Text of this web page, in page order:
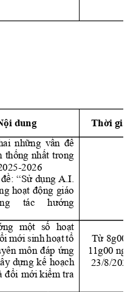
dung Thời gian
những vấn đề
thống nhất trong
2026
đề: “Sử dụng A.I.
hoạt động giáo
g tác
hướng
một số hoạt
mới sinh hoạt tổ
yên môn đáp ứng
y dựng kế hoạch
đổi mới kiểm tra
Từ 8g00
1 1g00
23/8/2025